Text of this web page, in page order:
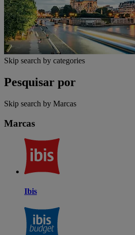
Skip search by categories
Pesquisar por
Skip search by Marcas
Marcas
Ibis